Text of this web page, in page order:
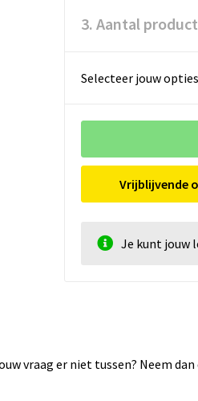
3. Aantal
Selecteer jouw
Vrijblijvende
Je kunt jouw
vraag er niet tussen? Neem